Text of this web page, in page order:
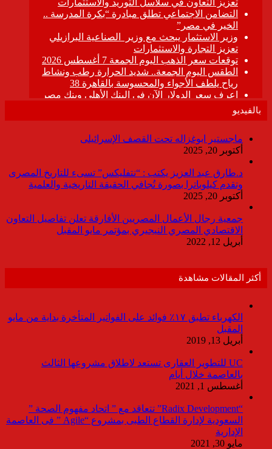
بالفيديو
ماجستير ابوغزاله تحت القصف الإسرائيلى
أكتوبر 20, 2025
د.طارق عبد العزيز يكتب : “نتفليكس” تسىء للتاريخ المصرى
وتقدم كيلوباترا بصورة تُجافي الحقيقة التاريخية والعلمية
أكتوبر 20, 2025
جمعية رجال الأعمال المصريين الأفارقة تعلن تفاصيل التعاون
الاقتصادي المصري النيجيري بمؤتمر مايو المقبل
أبريل 12, 2022
أكثر المقالات مشاهدة
الكهرباء تطبق ١٧٪ فوائد على الفواتير المتأخرة بداية من مايو
المقبل
أبريل 13, 2019
UC للتطوير العقارى تستعد لاطلاق مشروعها الثالث
بالعاصمة خلال أيام
أغسطس 1, 2021
“Radix Development” تتعاقد مع ” اتحاد مفهوم الصحة ”
السعودية لإدارة القطاع الطبى بمشروع “Agile ” فى العاصمة
الإدارية
مايو 30, 2021